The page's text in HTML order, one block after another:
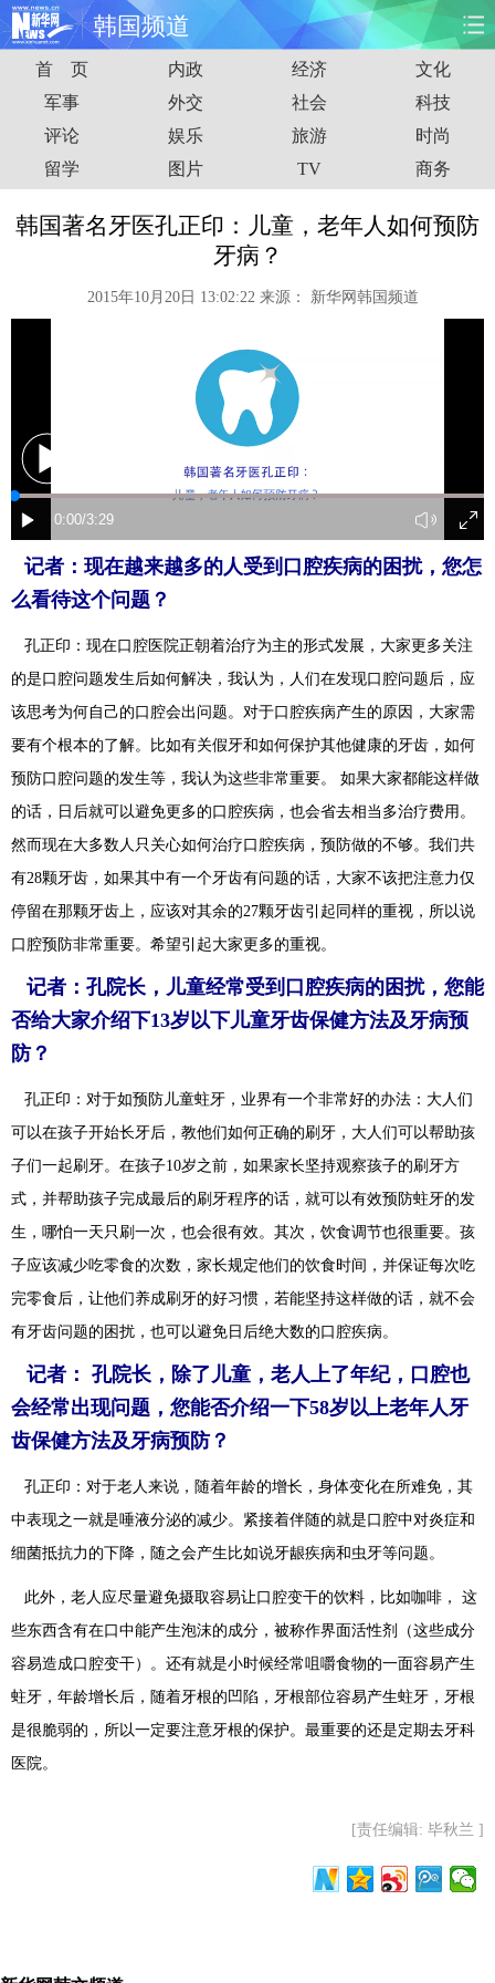
韩国频道
首页 时政 国际 财经
娱乐 体育 人事 教育
时尚 思客 地方 法治
能源 房产 公司
健康 信息化
金融 公益 军事
新华电视中文
首 页 内政 经济
文化
军事
外交 社会
科技
评论
娱乐 旅游
时尚
留学
图片 TV 商务
韩国著名牙医孔正印：儿童，老年人如何预防
牙病？
2015年10月20日 13:02:22 来源： 新华网韩国频道
记者：现在越来越多的人受到口腔疾病的困扰，您怎
么看待这个问题？
孔正印：现在口腔医院正朝着治疗为主的形式发展，大家更多关注
的是口腔问题发生后如何解决，我认为，人们在发现口腔问题后，应
该思考为何自己的口腔会出问题。对于口腔疾病产生的原因，大家需
要有个根本的了解。比如有关假牙和如何保护其他健康的牙齿，如何
预防口腔问题的发生等，我认为这些非常重要。 如果大家都能这样做
的话，日后就可以避免更多的口腔疾病，也会省去相当多治疗费用。
然而现在大多数人只关心如何治疗口腔疾病，预防做的不够。我们共
有28颗牙齿，如果其中有一个牙齿有问题的话，大家不该把注意力仅
停留在那颗牙齿上，应该对其余的27颗牙齿引起同样的重视，所以说
口腔预防非常重要。希望引起大家更多的重视。
记者：孔院长，儿童经常受到口腔疾病的困扰，您能
否给大家介绍下13岁以下儿童牙齿保健方法及牙病预
防？
孔正印：对于如预防儿童蛀牙，业界有一个非常好的办法：大人们
可以在孩子开始长牙后，教他们如何正确的刷牙，大人们可以帮助孩
子们一起刷牙。在孩子10岁之前，如果家长坚持观察孩子的刷牙方
式，并帮助孩子完成最后的刷牙程序的话，就可以有效预防蛀牙的发
生，哪怕一天只刷一次，也会很有效。其次，饮食调节也很重要。孩
子应该减少吃零食的次数，家长规定他们的饮食时间，并保证每次吃
完零食后，让他们养成刷牙的好习惯，若能坚持这样做的话，就不会
有牙齿问题的困扰，也可以避免日后绝大数的口腔疾病。
记者： 孔院长，除了儿童，老人上了年纪，口腔也
会经常出现问题，您能否介绍一下58岁以上老年人牙
齿保健方法及牙病预防？
孔正印：对于老人来说，随着年龄的增长，身体变化在所难免，其
中表现之一就是唾液分泌的减少。紧接着伴随的就是口腔中对炎症和
细菌抵抗力的下降，随之会产生比如说牙龈疾病和虫牙等问题。
此外，老人应尽量避免摄取容易让口腔变干的饮料，比如咖啡， 这
些东西含有在口中能产生泡沫的成分，被称作界面活性剂（这些成分
容易造成口腔变干）。还有就是小时候经常咀嚼食物的一面容易产生
蛀牙，年龄增长后，随着牙根的凹陷，牙根部位容易产生蛀牙，牙根
是很脆弱的，所以一定要注意牙根的保护。最重要的还是定期去牙科
医院。
[责任编辑: 毕秋兰 ]